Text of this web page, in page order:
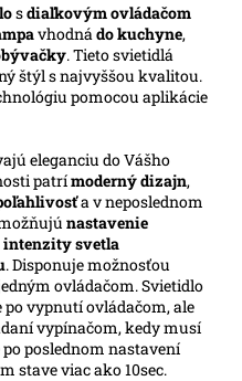
sdiaľkovým ovládačom
vhodnádo kuchyne,
. Tieto svietidlá
štýl s najvyššou kvalitou.
pomocou aplikácie
eleganciu do Vášho
patrímoderný dizajn,
a v neposlednom
nastavenie
intenzity svetla
. Disponuje možnosťou
ovládačom. Svietidlo
vypnutí ovládačom, ale
vypínačom, kedy musí
poslednom nastavení
stave viac ako 10sec.